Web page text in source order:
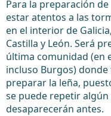
Para la preparación
estar atentos a las
en el interior de
Castilla y León. Será
última comunidad (en
incluso Burgos)
preparar la leña,
se puede repetir
desaparecerán antes.